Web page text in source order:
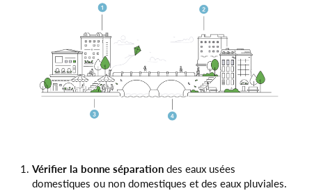
Vérifier la bonne séparationdes eaux usées
domestiques ou non domestiques et des eaux pluviales.